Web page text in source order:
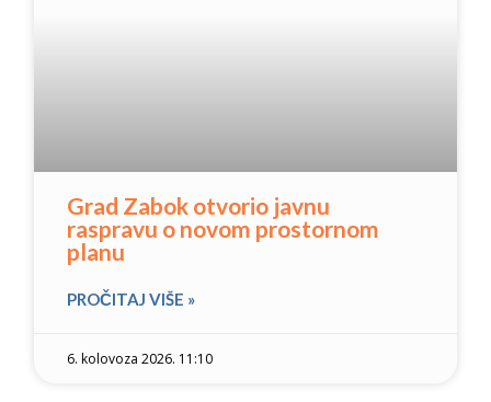
Grad Zabok otvorio javnu
raspravu o novom prostornom
planu
PROČITAJ VIŠE »
6. kolovoza 2026. 11:10